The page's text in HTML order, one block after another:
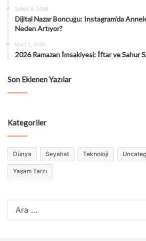
Şubat 6, 2026
Dijital Nazar Boncuğu: Instagram’da
Neden Artıyor?
Mart 1, 2026
2026 Ramazan İmsakiyesi: İftar ve Sahur
Son Eklenen Yazılar
Kategoriler
Dünya Seyahat Teknoloji
Yaşam Tarzı